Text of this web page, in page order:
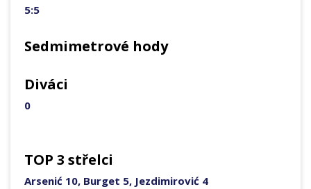
5:5
Sedmimetrové hody
Diváci
0
TOP 3 střelci
Arsenić 10, Burget 5, Jezdimirović 4